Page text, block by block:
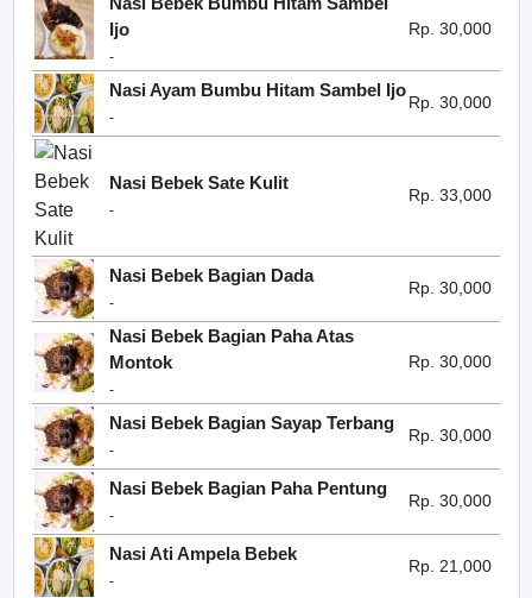
Ijo
-
Rp. 30,000
Nasi Ayam Bumbu Hitam Sambel Ijo
-
Rp. 30,000
Nasi Bebek Sate Kulit
-
Rp. 33,000
Nasi Bebek Bagian Dada
-
Rp. 30,000
Nasi Bebek Bagian Paha Atas
Montok
-
Rp. 30,000
Nasi Bebek Bagian Sayap Terbang
-
Rp. 30,000
Nasi Bebek Bagian Paha Pentung
-
Rp. 30,000
Nasi Ati Ampela Bebek
-
Rp. 21,000